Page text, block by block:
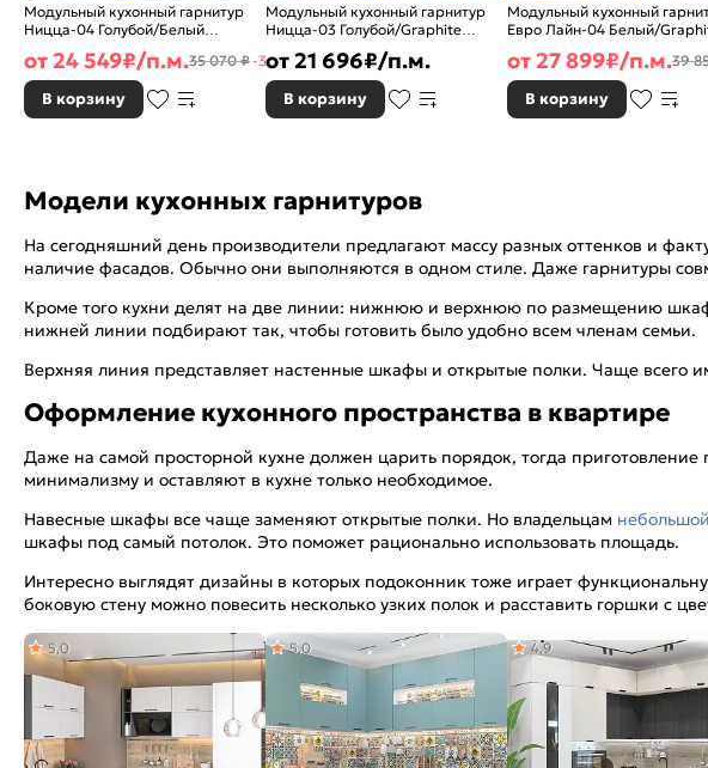
Модульный кухонный гарнитур
Ницца-04 Голубой/Белый
2340x3200/2700x600
от 24 549₽/п.м.35 070 ₽-30%
В корзину
Модульный кухонный гарнитур
Ницца-03 Голубой/Graphite
2340x1890/2400x600
от21 696₽/п.м.
В корзину
Модульный кухонный
Евро Лайн-04 Белый/
2500x2400/1890x600
от 27 899₽/п.м.39
В корзину
Модели кухонных гарнитуров
На сегодняшний день производители предлагают массу разных оттенков и
наличие фасадов. Обычно они выполняются в одном стиле. Даже гарнитуры
Кроме того кухни делят на две линии: нижнюю и верхнюю по размещению
нижней линии подбирают так, чтобы готовить было удобно всем членам семьи.
Верхняя линия представляет настенные шкафы и открытые полки. Чаще всего
Оформление кухонного пространства в квартире
Даже на самой просторной кухне должен царить порядок, тогда
минимализму и оставляют в кухне только необходимое.
Навесные шкафы все чаще заменяют открытые полки. Но владельцам
шкафы под самый потолок. Это поможет рационально использовать площадь.
Интересно выглядят дизайны в которых подоконник тоже играет
боковую стену можно повесить несколько узких полок и расставить горшки с
5,0 5,0 4,9